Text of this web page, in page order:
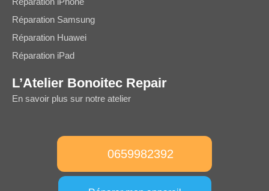
Réparation Samsung
Réparation Huawei
Réparation iPad
L’Atelier Bonoitec Repair
En savoir plus sur notre atelier
0659982392